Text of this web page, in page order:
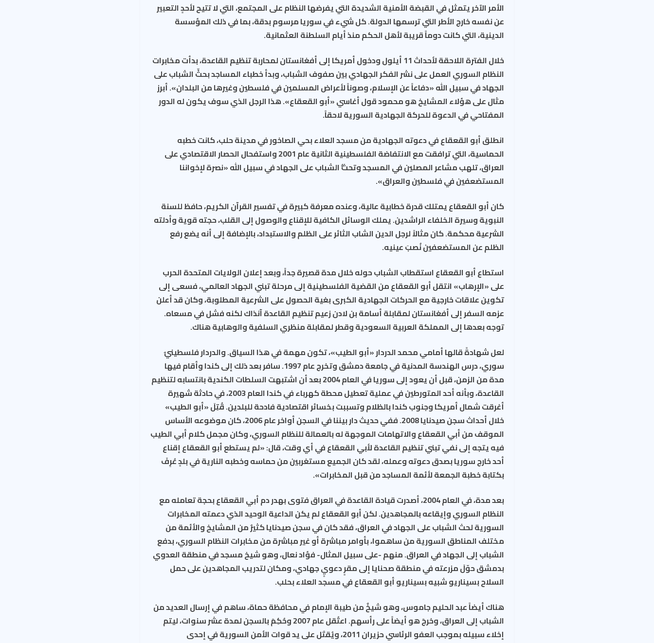
الأمر الآخر يتمثل في القبضة الأمنية الشديدة التي يفرضها النظام على المجتمع، التي لا تتيح لأحدٍ التعبير
عن نفسه خارج الأطر التي ترسمها الدولة. كل شيء في سوريا مرسوم بدقة، بما في ذلك المؤسسة
الدينية، التي كانت دوماً قريبة لأهل الحكم منذ أيام السلطنة العثمانية.
خلال الفترة اللاحقة لأحداث 11 أيلول ودخول أمريكا إلى أفغانستان لمحاربة تنظيم القاعدة، بدأت مخابرات
النظام السوري العمل على نشر الفكر الجهادي بين صفوف الشباب، وبدأ خطباء المساجد بحثِّ الشباب على
الجهاد في سبيل الله «دفاعاً عن الإسلام، وصوناً لأعراض المسلمين في فلسطين وغيرها من البلدان». أبرز
مثال على هؤلاء المشايخ هو محمود قول أغاسي «أبو القعقاع». هذا الرجل الذي سوف يكون له الدور
المفتاحي في الدعوة للحركة الجهادية السورية لاحقاً.
انطلق أبو القعقاع في دعوته الجهادية من مسجد العلاء بحي الصاخور في مدينة حلب، كانت خطبه
الحماسية، التي ترافقت مع الانتفاضة الفلسطينية الثانية عام 2001 واستفحال الحصار الاقتصادي على
العراق، تلهب مشاعر المصلين في المسجد وتحثُّ الشباب على الجهاد في سبيل الله «نصرة لإخواننا
المستضعفين في فلسطين والعراق».
كان أبو القعقاع يمتلك قدرة خطابية عالية، وعنده معرفة كبيرة في تفسير القرآن الكريم، حافظ للسنة
النبوية وسيرة الخلفاء الراشدين. يملك الوسائل الكافية للإقناع والوصول إلى القلب، حجته قوية وأدلته
الشرعية محكمة. كان مثالاً لرجل الدين الشاب الثائر على الظلم والاستبداد، بالإضافة إلى أنه يضع رفع
الظلم عن المستضعفين نُصبَ عينيه.
استطاع أبو القعقاع استقطاب الشباب حوله خلال مدة قصيرة جداً، وبعد إعلان الولايات المتحدة الحرب
على «الإرهاب» انتقل أبو القعقاع من القضية الفلسطينية إلى مرحلة تبني الجهاد العالمي، فسعى إلى
تكوين علاقات خارجية مع الحركات الجهادية الكبرى بغية الحصول على الشرعية المطلوبة، وكان قد أعلن
عزمه السفر إلى أفغانستان لمقابلة أسامة بن لادن زعيم تنظيم القاعدة آنذاك لكنه فشل في مسعاه.
توجه بعدها إلى المملكة العربية السعودية وقطر لمقابلة منظري السلفية والوهابية هناك.
لعل شهادةً قالها أمامي محمد الدردار «أبو الطيب»، تكون مهمة في هذا السياق. والدردار فلسطينيٌ
سوري، درس الهندسة المدنية في جامعة دمشق وتخرج عام 1997. سافر بعد ذلك إلى كندا وأقام فيها
مدة من الزمن، قبل أن يعود إلى سوريا في العام 2004 بعد أن اشتبهت السلطات الكندية بانتسابه لتنظيم
القاعدة، وبأنه أحد المتورطين في عملية تعطيل محطة كهرباء في كندا العام 2003، في حادثة شهيرة
أغرقت شمال أمريكا وجنوب كندا بالظلام وتسببت بخسائر اقتصادية فادحة للبلدين. قُتِلَ «أبو الطيب»
خلال أحداث سجن صيدنايا 2008. ففي حديث دار بيننا في السجن أواخر عام 2006، كان موضوعه الأساس
الموقف من أبي القعقاع والاتهامات الموجهة له بالعمالة للنظام السوري، وكان مجمل كلام أبي الطيب
فيه يتجه إلى نفي تبني تنظيم القاعدة لأبي القعقاع في أي وقت، قال: «لم يستطع أبو القعقاع إقناع
أحد خارج سوريا بصدق دعوته وعمله، لقد كان الجميع مستغربين من حماسه وخطبه النارية في بلدٍ عُرِفَ
بكتابة خطبة الجمعة لأئمة المساجد من قبل المخابرات».
بعد مدة، في العام 2004، أصدرت قيادة القاعدة في العراق فتوى بهدر دم أبي القعقاع بحجة تعامله مع
النظام السوري وإيقاعه بالمجاهدين. لكن أبو القعقاع لم يكن الداعية الوحيد الذي دعمته المخابرات
السورية لحث الشباب على الجهاد في العراق، فقد كان في سجن صيدنايا كثيرٌ من المشايخ والأئمة من
مختلف المناطق السورية من ساهموا، بأوامر مباشرة أو غير مباشرة من مخابرات النظام السوري، بدفع
الشباب إلى الجهاد في العراق. منهم -على سبيل المثال- فؤاد نعال، وهو شيخ مسجد في منطقة العدوي
بدمشق حوّلَ مزرعته في منطقة صحنايا إلى مقرٍ دعويٍ جهادي، ومكان لتدريب المجاهدين على حمل
السلاح بسيناريو شبيه بسيناريو أبو القعقاع في مسجد العلاء بحلب.
هناك أيضاً عبد الحليم جاموس، وهو شيخٌ من طيبة الإمام في محافظة حماة، ساهم في إرسال العديد من
الشباب إلى العراق، وخرجَ هو أيضاً على رأسهم. اعتُقل عام 2007 وحُكِمَ بالسجن لمدة عشر سنوات، ليتم
إخلاء سبيله بموجب العفو الرئاسي حزيران 2011، ويُقتَل على يد قوات الأمن السورية في إحدى